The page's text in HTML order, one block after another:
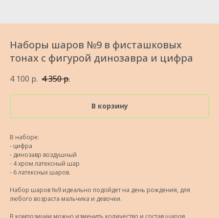
Наборы шаров №9 в фисташковых
тонах с фигурой динозавра и цифра
4 100 р. 4 350р.
В корзину
В наборе:
- цифра
- динозавр воздушный
- 4 хром латексный шар
- 6 латексных шаров.
Набор шаров №9 идеально подойдет на день рождения, для
любого возраста мальчика и девочки.